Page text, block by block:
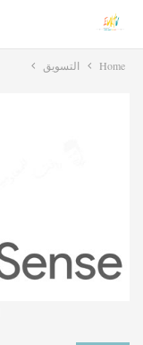
Home التسويق